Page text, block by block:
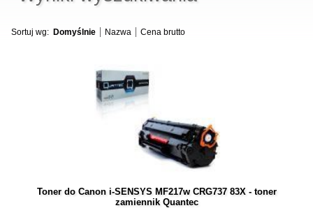
Sortuj wg: Domyślnie Nazwa Cena brutto
Toner do Canon i-SENSYS MF217w CRG737 83X - toner
zamiennik Quantec